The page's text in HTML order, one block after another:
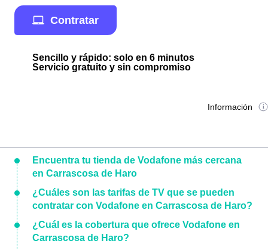
Contratar
Sencillo y rápido: solo en 6 minutos
Servicio gratuito y sin compromiso
Información
Encuentra tu tienda de Vodafone más cercana
en Carrascosa de Haro
¿Cuáles son las tarifas de TV que se pueden
contratar con Vodafone en Carrascosa de Haro?
¿Cuál es la cobertura que ofrece Vodafone en
Carrascosa de Haro?